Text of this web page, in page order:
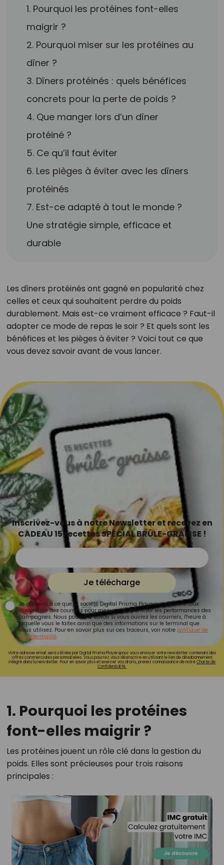
1. Pourquoi les protéines font-elles
maigrir ?
2. Pourquoi miser sur les protéines au
dîner ?
3. Dîners protéinés : quels bénéfices
concrets pour la perte de poids ?
4. Que manger lors d’un dîner
protéiné ?
5. Ce qu’il faut éviter
6. Les pièges à éviter avec les dîners
protéinés
7. Est-ce adapté à tout le monde ?
Une stratégie simple, efficace et
durable
Les dîners protéinés ont gagné en popularité chez
celles et ceux qui souhaitent perdre du poids
durablement. Mais est-ce vraiment efficace ? Faut-il
adopter ce mode de repas le soir ? Et quels sont les
bénéfices et les pièges à éviter ? Voici tout ce que
vous devez savoir avant de vous lancer.
Inscrivez-vous à notre Newsletter et recevez en
CADEAU 15 recettes SPÉCIAL BRÛLE-GRAISSE !
Je télécharge
Je consens à ce que la société Digital Prisma Players analyse le taux
d'ouverture des courriels pour mesurer et optimiser les performances des
campagnes. Nous pourrons savoir si vous ouvrez les courriels, l'heure à
laquelle vous le faites ainsi que des informations sur le terminal que
vous utilisez. Pour en savoir plus sur ces traceurs, voir notre politique de
confidentialité.
Votre adresse email sera utilisée par Digital Prisma Playerspour vous envoyer votre newsletter contenant des
offres commerciales personnalisées. Vous pourrez vous désinscrire en utilisant le lien de désabonnement
intégré dans la newsletter. Pour en savoir plus et exercer vos droits, prenez connaissance de notreCharte de
Confidentialité.
1. Pourquoi les protéines
font-elles maigrir ?
Les protéines jouent un rôle clé dans la gestion du
poids. Elles sont précieuses pour trois raisons
principales :